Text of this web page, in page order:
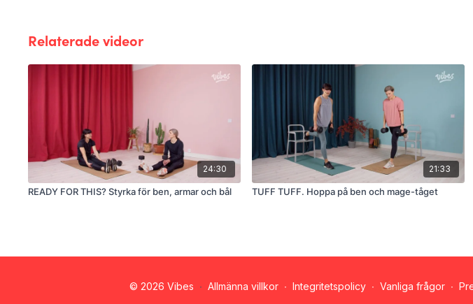
Relaterade videor
24:30
READY FOR THIS? Styrka för ben, armar och bål
21:33
TUFF TUFF. Hoppa på ben och mage-tåget
© 2026 Vibes ∙ Allmänna villkor ∙ Integritetspolicy ∙ Vanliga frågor ∙